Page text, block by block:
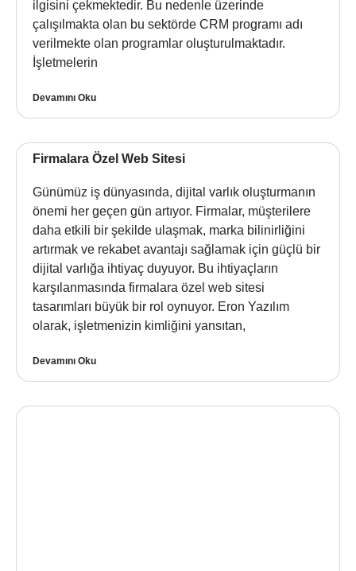
ilgisini çekmektedir. Bu nedenle üzerinde
çalışılmakta olan bu sektörde CRM programı adı
verilmekte olan programlar oluşturulmaktadır.
İşletmelerin
Devamını Oku
Firmalara Özel Web Sitesi
Günümüz iş dünyasında, dijital varlık oluşturmanın
önemi her geçen gün artıyor. Firmalar, müşterilere
daha etkili bir şekilde ulaşmak, marka bilinirliğini
artırmak ve rekabet avantajı sağlamak için güçlü bir
dijital varlığa ihtiyaç duyuyor. Bu ihtiyaçların
karşılanmasında firmalara özel web sitesi
tasarımları büyük bir rol oynuyor. Eron Yazılım
olarak, işletmenizin kimliğini yansıtan,
Devamını Oku